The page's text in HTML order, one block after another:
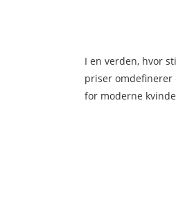
I en verden, hvor
priser
for moderne